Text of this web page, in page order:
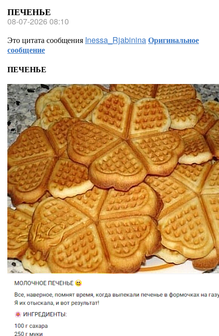
ПЕЧЕНЬЕ
08-07-2026 08:10
Это цитата сообщения Inessa_RjabininaОригинальное
сообщение
ПЕЧЕНЬЕ